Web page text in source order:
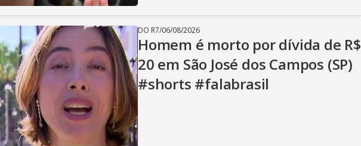
DO R7/06/08/2026
Homem é morto por dívida de R$
20 em São José dos Campos (SP)
#shorts #falabrasil